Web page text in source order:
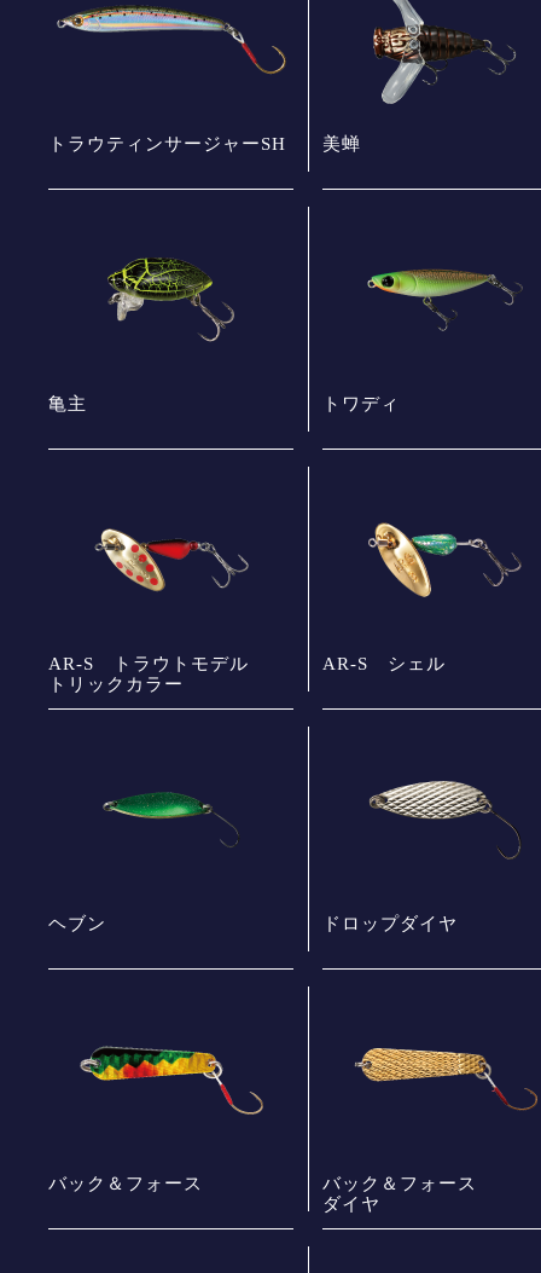
トラウティンサージャーSH 美蝉
亀主 トワディ
AR-S トラウトモデル
トリックカラー
AR-S シェル
ヘブン ドロップダイヤ
バック＆フォース
バック＆フォース
ダイヤ